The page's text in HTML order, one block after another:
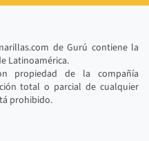
de Gurú contiene la
Latinoamérica.
propiedad de la compañía
total o parcial de cualquier
prohibido.